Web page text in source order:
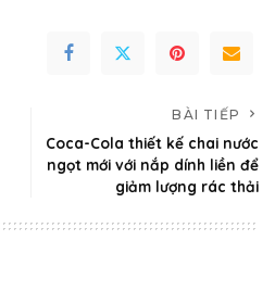
BÀI TIẾP
Coca-Cola thiết kế chai nước
ngọt mới với nắp dính liền để
giảm lượng rác thải